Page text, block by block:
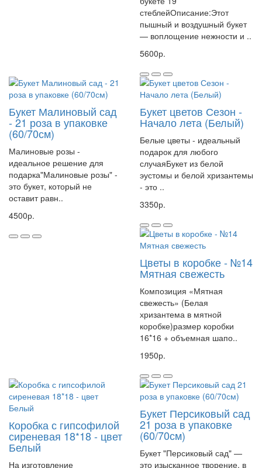
стеблейОписание:Этот
пышный и воздушный букет
— воплощение нежности и ..
5600р.
Букет Малиновый сад
- 21 роза в упаковке
(60/70см)
Малиновые розы -
идеальное решение для
подарка"Малиновые розы" -
это букет, который не
оставит равн..
4500р.
Букет цветов Сезон -
Начало лета (Белый)
Белые цветы - идеальный
подарок для любого
случаяБукет из белой
эустомы и белой хризантемы
- это ..
3350р.
Цветы в коробке - №14
Мятная свежесть
Композиция «Мятная
свежесть» (Белая
хризантема в мятной
коробке)размер коробки
16*16 + объемная шапо..
1950р.
Коробка с гипсофилой
сиреневая 18*18 - цвет
Белый
На изготовление
Букет Персиковый сад
21 роза в упаковке
(60/70см)
Букет "Персиковый сад" —
это изысканное творение, в